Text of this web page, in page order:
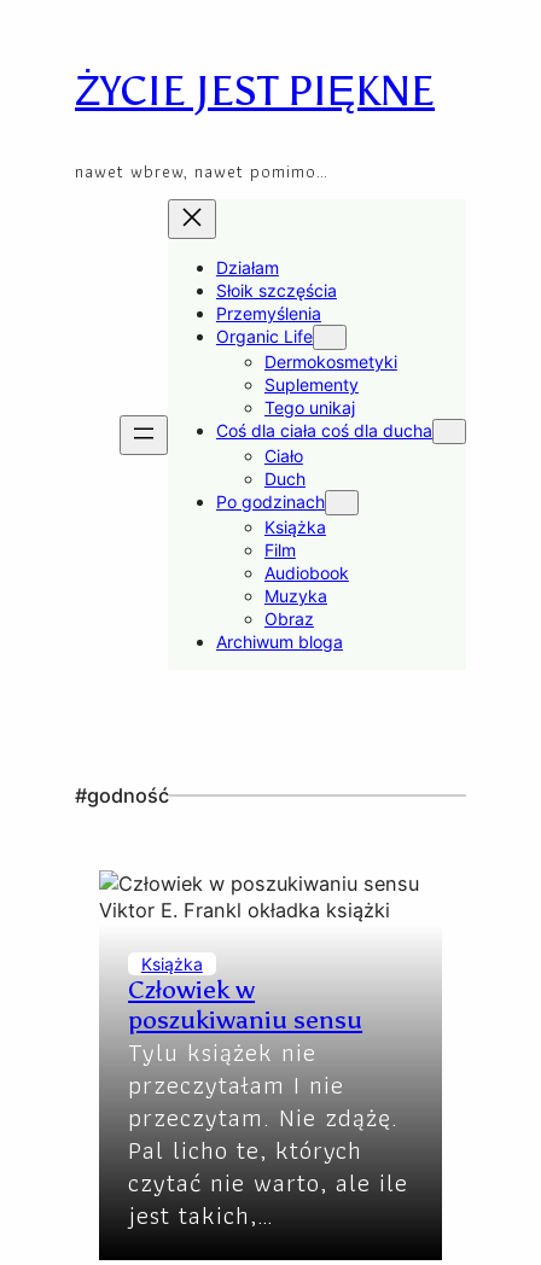
contentŻYCIE JEST PIĘKNE
nawet wbrew, nawet pomimo…
Działam
Słoik szczęścia
Przemyślenia
Organic Life
Dermokosmetyki
Suplementy
Tego unikaj
Coś dla ciała coś dla ducha
Ciało
Duch
Po godzinach
Książka
Film
Audiobook
Muzyka
Obraz
Archiwum bloga
#godność
Książka
Człowiek w
poszukiwaniu sensu
Tylu książek nie
przeczytałam I nie
przeczytam. Nie zdążę.
Pal licho te, których
czytać nie warto, ale ile
jest takich,…